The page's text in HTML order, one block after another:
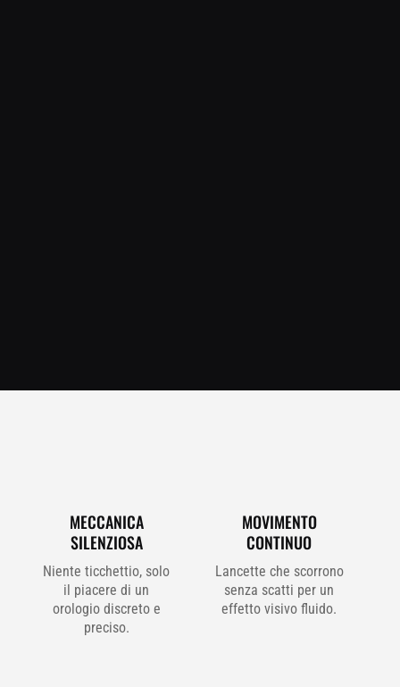
MECCANICA
SILENZIOSA
Niente ticchettio, solo
il piacere di un
orologio discreto e
preciso.
MOVIMENTO
CONTINUO
Lancette che scorrono
senza scatti per un
effetto visivo fluido.